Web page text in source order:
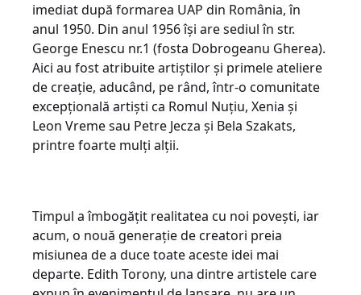
imediat după formarea UAP din România, în
anul 1950. Din anul 1956 își are sediul în str.
George Enescu nr.1 (fosta Dobrogeanu Gherea).
Aici au fost atribuite artiștilor și primele ateliere
de creație, aducând, pe rând, într-o comunitate
excepțională artiști ca Romul Nuțiu, Xenia și
Leon Vreme sau Petre Jecza și Bela Szakats,
printre foarte mulți alții.
Timpul a îmbogățit realitatea cu noi povești, iar
acum, o nouă generație de creatori preia
misiunea de a duce toate aceste idei mai
departe. Edith Torony, una dintre artistele care